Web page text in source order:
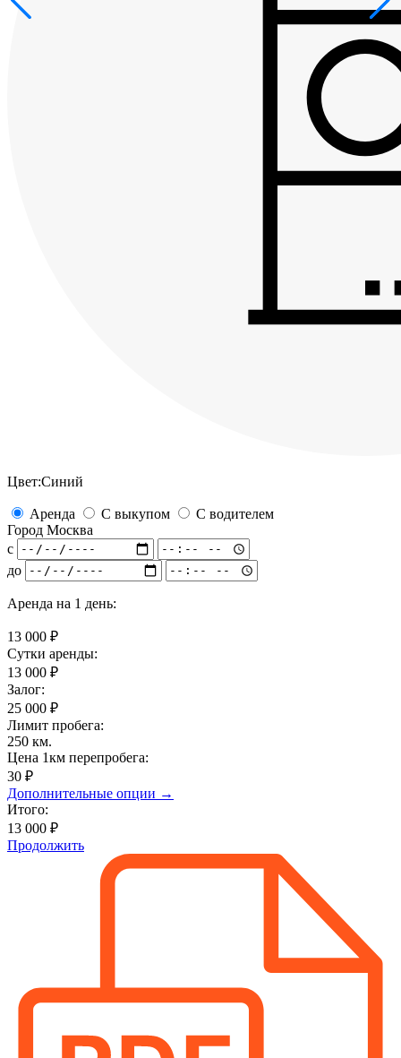
Цвет:Синий
Аренда С выкупом
С водителем
Город Москва
с
до
Аренда на 1 день:
13 000 ₽
Сутки аренды:
13 000 ₽
Залог:
25 000 ₽
Лимит пробега:
250 км.
Цена 1км перепробега:
30 ₽
Дополнительные опции →
Итого:
13 000 ₽
Продолжить